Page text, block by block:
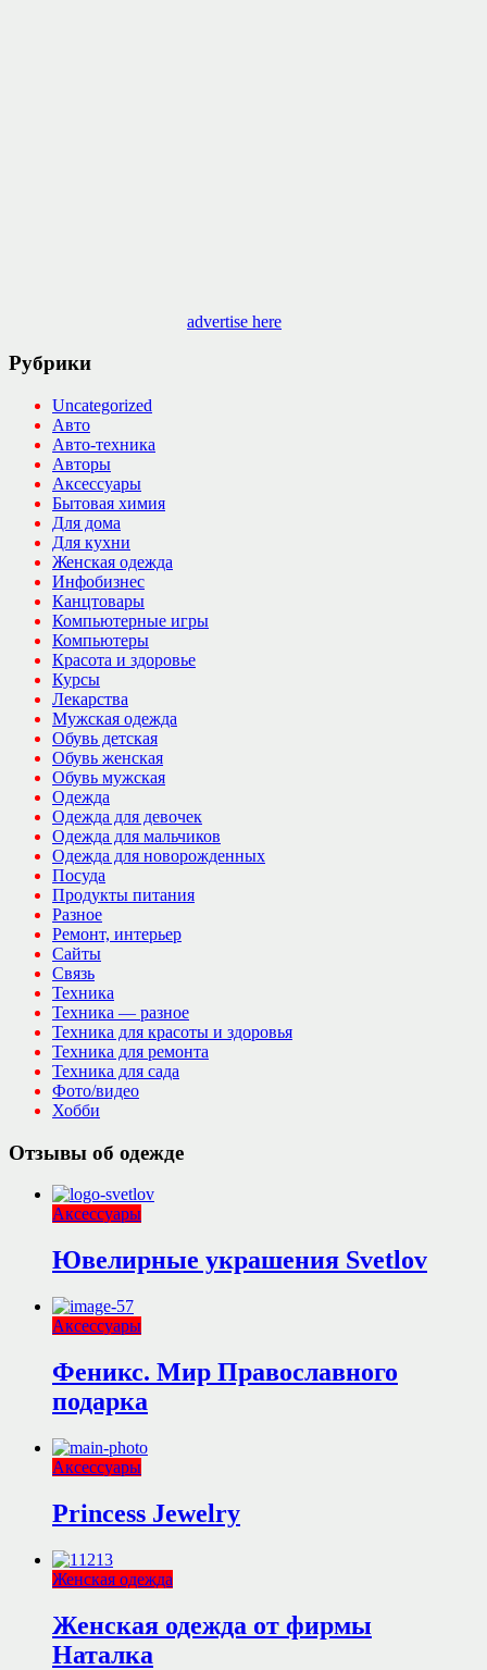
advertise here
Рубрики
Uncategorized
Авто
Авто-техника
Авторы
Аксессуары
Бытовая химия
Для дома
Для кухни
Женская одежда
Инфобизнес
Канцтовары
Компьютерные игры
Компьютеры
Красота и здоровье
Курсы
Лекарства
Мужская одежда
Обувь детская
Обувь женская
Обувь мужская
Одежда
Одежда для девочек
Одежда для мальчиков
Одежда для новорожденных
Посуда
Продукты питания
Разное
Ремонт, интерьер
Сайты
Связь
Техника
Техника — разное
Техника для красоты и здоровья
Техника для ремонта
Техника для сада
Фото/видео
Хобби
Отзывы об одежде
Аксессуары
Ювелирные украшения Svetlov
Аксессуары
Феникс. Мир Православного
подарка
Аксессуары
Princess Jewelry
Женская одежда
Женская одежда от фирмы
Наталка